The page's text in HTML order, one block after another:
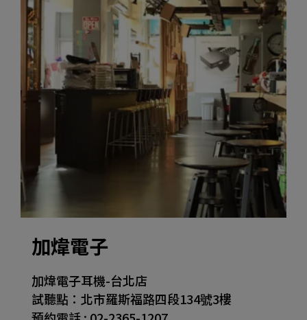
加煒電子
加煒電子耳機-台北店
試聽點：北市羅斯福路四段134號3樓